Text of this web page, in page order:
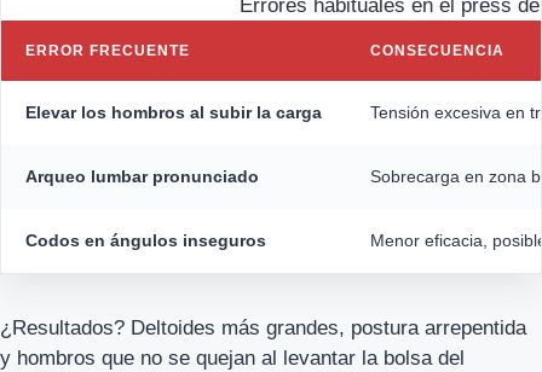
Errores habituales en el press
ERROR FRECUENTE CONSECUENCIA
Elevar los hombros al subir la carga Tensión excesiva en
Arqueo lumbar pronunciado Sobrecarga en zona
Codos en ángulos inseguros Menor eficacia,
¿Resultados? Deltoides más grandes, postura arrepentida
y hombros que no se quejan al levantar la bolsa del